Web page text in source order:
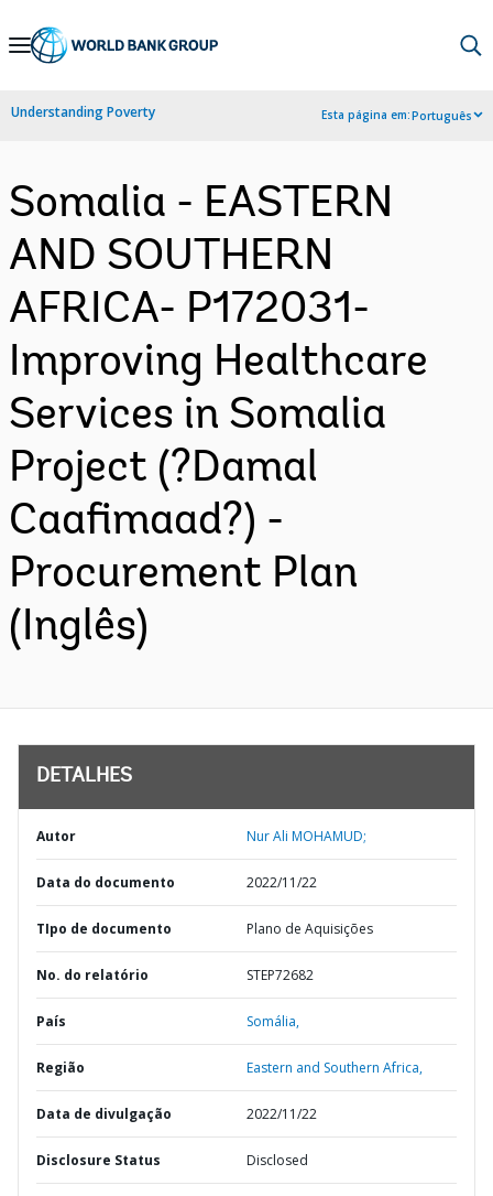
Skip
Navigation
Understanding Poverty Esta página em:Português
Somalia - EASTERN
AND SOUTHERN
AFRICA- P172031-
Improving Healthcare
Services in Somalia
Project (?Damal
Caafimaad?) -
Procurement Plan
(Inglês)
DETALHES
Autor Nur Ali MOHAMUD;
Data do documento 2022/11/22
TIpo de documento Plano de Aquisições
No. do relatório STEP72682
País Somália,
Região Eastern and Southern Africa,
Data de divulgação 2022/11/22
Disclosure Status Disclosed